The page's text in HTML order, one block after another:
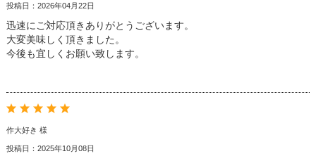
投稿日：2026年04月22日
迅速にご対応頂きありがとうございます。
大変美味しく頂きました。
今後も宜しくお願い致します。
作大好き 様
投稿日：2025年10月08日